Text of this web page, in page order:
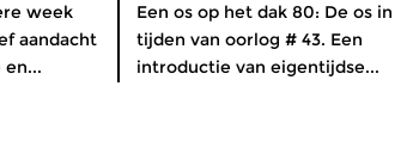
week
aandacht
en...
Een os op het dak 80: De os in
tijden van oorlog # 43. Een
introductie van eigentijdse...